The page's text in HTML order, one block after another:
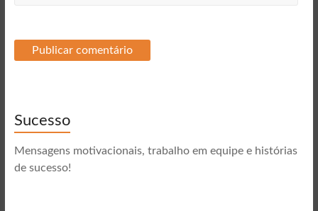
Sucesso
Mensagens motivacionais, trabalho em equipe e histórias
de sucesso!